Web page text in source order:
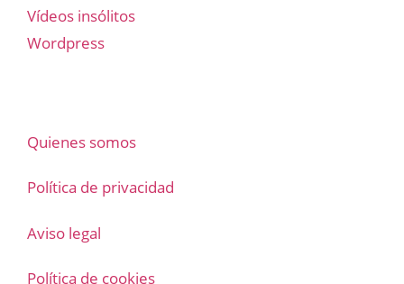
Vídeos insólitos
Wordpress
Quienes somos
Política de privacidad
Aviso legal
Política de cookies